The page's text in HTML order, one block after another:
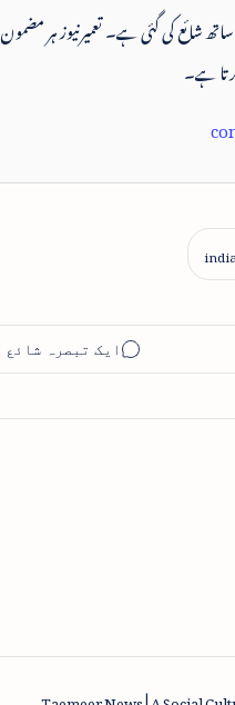
ساتھ شائع کی گئی ہے۔ تعمیرنیوز ہر
ہے۔